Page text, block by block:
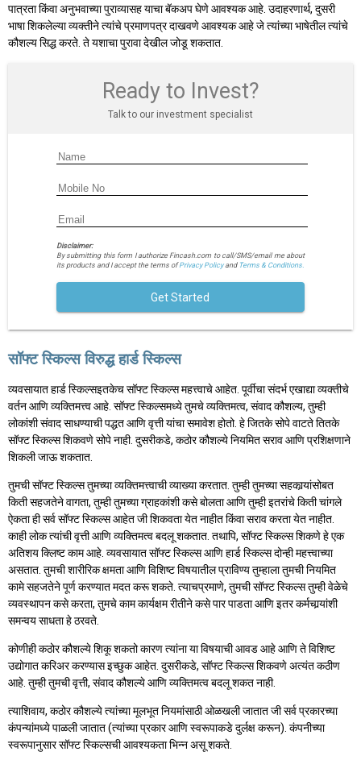
पात्रता किंवा अनुभवाच्या पुराव्यासह याचा बॅकअप घेणे आवश्यक आहे. उदाहरणार्थ, दुसरी
भाषा शिकलेल्या व्यक्तीने त्यांचे प्रमाणपत्र दाखवणे आवश्यक आहे जे त्यांच्या भाषेतील त्यांचे
कौशल्य सिद्ध करते. ते यशाचा पुरावा देखील जोडू शकतात.
Ready to Invest?
Talk to our investment specialist
Disclaimer:
By submitting this form I authorize Fincash.com to call/SMS/email me about
its products and I accept the terms ofPrivacy Policyand Terms & Conditions.
Get Started
सॉफ्ट स्किल्स विरुद्ध हार्ड स्किल्स
व्यवसायात हार्ड स्किल्सइतकेच सॉफ्ट स्किल्स महत्त्वाचे आहेत. पूर्वीचा संदर्भ एखाद्या व्यक्तीचे
वर्तन आणि व्यक्तिमत्त्व आहे. सॉफ्ट स्किल्समध्ये तुमचे व्यक्तिमत्व, संवाद कौशल्य, तुम्ही
लोकांशी संवाद साधण्याची पद्धत आणि वृत्ती यांचा समावेश होतो. हे जितके सोपे वाटते तितके
सॉफ्ट स्किल्स शिकवणे सोपे नाही. दुसरीकडे, कठोर कौशल्ये नियमित सराव आणि प्रशिक्षणाने
शिकली जाऊ शकतात.
तुमची सॉफ्ट स्किल्स तुमच्या व्यक्तिमत्त्वाची व्याख्या करतात. तुम्‍ही तुमच्‍या सहकार्‍यांसोबत
किती सहजतेने वागता, तुम्ही तुमच्या ग्राहकांशी कसे बोलता आणि तुम्ही इतरांचे किती चांगले
ऐकता ही सर्व सॉफ्ट स्किल्स आहेत जी शिकवता येत नाहीत किंवा सराव करता येत नाहीत.
काही लोक त्यांची वृत्ती आणि व्यक्तिमत्व बदलू शकतात. तथापि, सॉफ्ट स्किल्स शिकणे हे एक
अतिशय क्लिष्ट काम आहे. व्यवसायात सॉफ्ट स्किल्स आणि हार्ड स्किल्स दोन्ही महत्त्वाच्या
असतात. तुमची शारीरिक क्षमता आणि विशिष्ट विषयातील प्राविण्य तुम्हाला तुमची नियमित
कामे सहजतेने पूर्ण करण्यात मदत करू शकते. त्याचप्रमाणे, तुमची सॉफ्ट स्किल्स तुम्ही वेळेचे
व्यवस्थापन कसे करता, तुमचे काम कार्यक्षम रीतीने कसे पार पाडता आणि इतर कर्मचार्‍यांशी
समन्वय साधता हे ठरवते.
कोणीही कठोर कौशल्ये शिकू शकतो कारण त्यांना या विषयाची आवड आहे आणि ते विशिष्ट
उद्योगात करिअर करण्यास इच्छुक आहेत. दुसरीकडे, सॉफ्ट स्किल्स शिकवणे अत्यंत कठीण
आहे. तुम्ही तुमची वृत्ती, संवाद कौशल्ये आणि व्यक्तिमत्व बदलू शकत नाही.
त्याशिवाय, कठोर कौशल्ये त्यांच्या मूलभूत नियमांसाठी ओळखली जातात जी सर्व प्रकारच्या
कंपन्यांमध्ये पाळली जातात (त्यांच्या प्रकार आणि स्वरूपाकडे दुर्लक्ष करून). कंपनीच्या
स्वरूपानुसार सॉफ्ट स्किल्सची आवश्यकता भिन्न असू शकते.